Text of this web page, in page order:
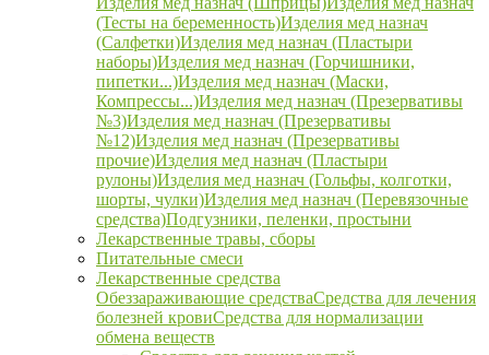
(Тесты на беременность)Изделия мед назнач
(Салфетки)Изделия мед назнач (Пластыри
наборы)Изделия мед назнач (Горчишники,
пипетки...)Изделия мед назнач (Маски,
Компрессы...)Изделия мед назнач (Презервативы
№3)Изделия мед назнач (Презервативы
№12)Изделия мед назнач (Презервативы
прочие)Изделия мед назнач (Пластыри
рулоны)Изделия мед назнач (Гольфы, колготки,
шорты, чулки)Изделия мед назнач (Перевязочные
средства)Подгузники, пеленки, простыни
Лекарственные травы, сборы
Питательные смеси
Лекарственные средства
Обеззараживающие средстваСредства для лечения
болезней кровиСредства для нормализации
обмена веществ